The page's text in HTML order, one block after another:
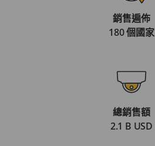
銷售遍佈
180 個國家
總銷售額
2.1 B USD